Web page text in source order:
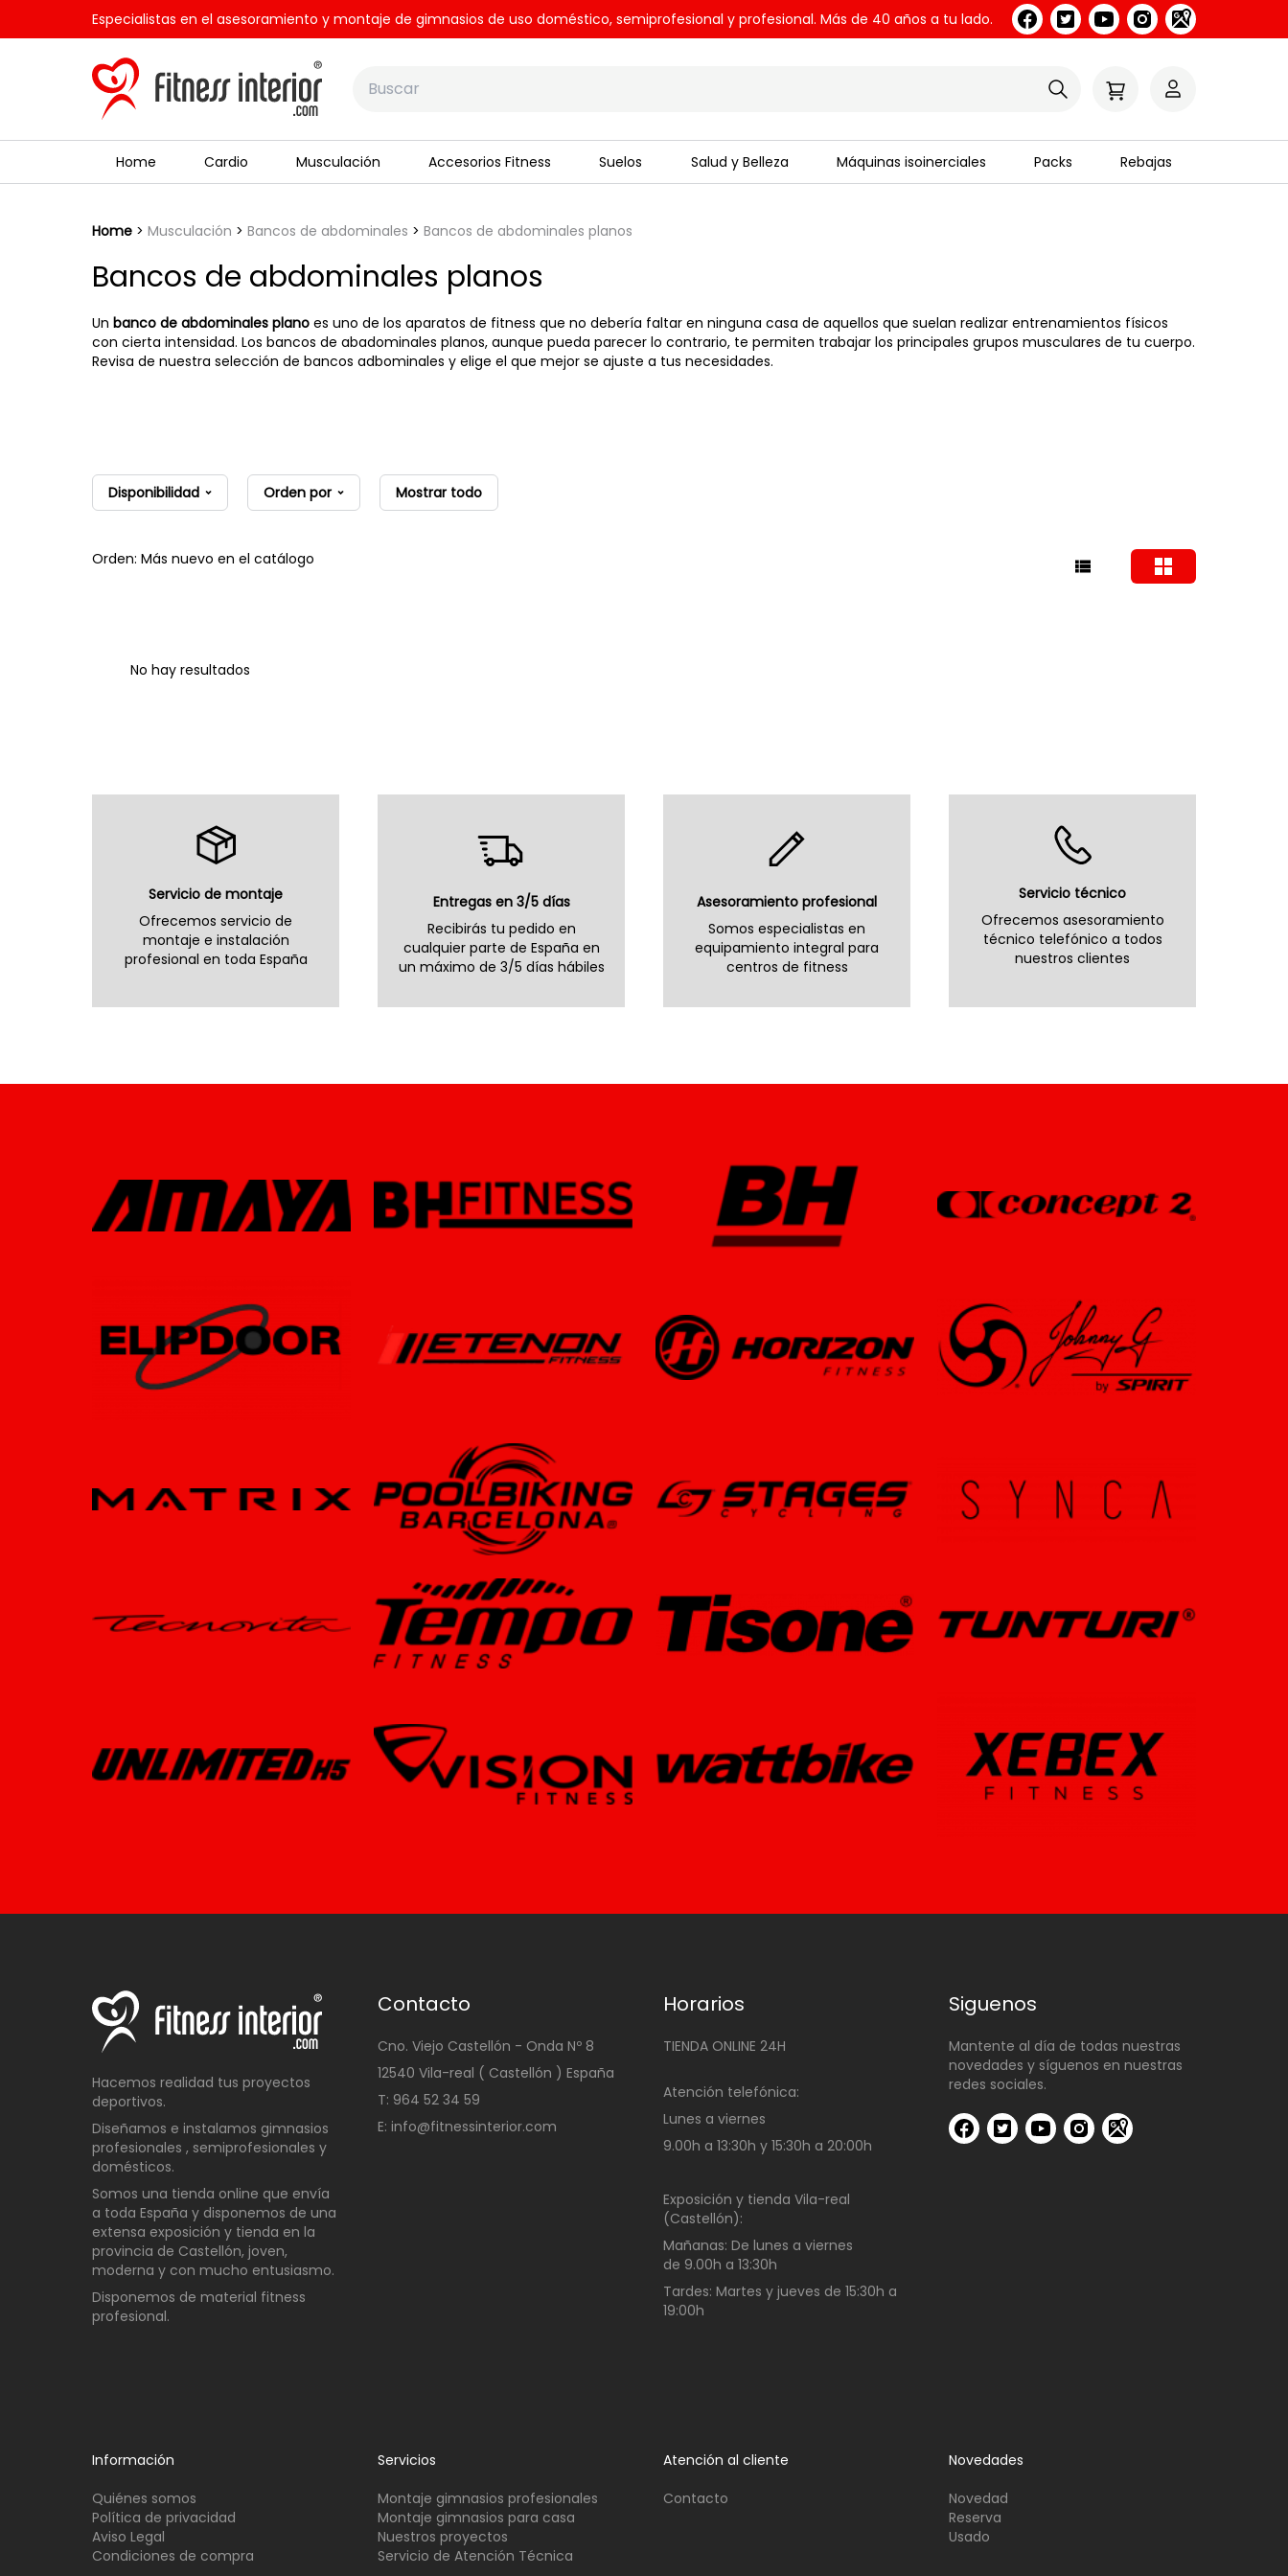
Especialistas en el asesoramiento y montaje de gimnasios de uso doméstico, semiprofesional y profesional. Más de 40 años a tu lado.
Home Cardio Musculación Accesorios Fitness Suelos Salud y Belleza Máquinas isoinerciales Packs Rebajas
Home Musculación Bancos de abdominales Bancos de abdominales planos
Bancos de abdominales planos
Un banco de abdominales plano es uno de los aparatos de fitness que no debería faltar en ninguna casa de aquellos que suelan realizar entrenamientos físicos
con cierta intensidad. Los bancos de abadominales planos, aunque pueda parecer lo contrario, te permiten trabajar los principales grupos musculares de tu cuerpo.
Revisa de nuestra selección de bancos adbominales y elige el que mejor se ajuste a tus necesidades.
Disponibilidad Orden por Mostrar todo
Orden: Más nuevo en el catálogo
No hay resultados
Servicio de montaje
Ofrecemos servicio de
montaje e instalación
profesional en toda España
Entregas en 3/5 días
Recibirás tu pedido en
cualquier parte de España en
un máximo de 3/5 días hábiles
Asesoramiento profesional
Somos especialistas en
equipamiento integral para
centros de fitness
Servicio técnico
Ofrecemos asesoramiento
técnico telefónico a todos
nuestros clientes
Hacemos realidad tus proyectos
deportivos.
Diseñamos e instalamos gimnasios
profesionales , semiprofesionales y
domésticos.
Somos una tienda online que envía
a toda España y disponemos de una
extensa exposición y tienda en la
provincia de Castellón, joven,
moderna y con mucho entusiasmo.
Disponemos de material fitness
profesional.
Contacto
Cno. Viejo Castellón - Onda Nº 8
12540 Vila-real ( Castellón ) España
T: 964 52 34 59
E: info@fitnessinterior.com
Horarios
TIENDA ONLINE 24H
Atención telefónica:
Lunes a viernes
9.00h a 13:30h y 15:30h a 20:00h
Exposición y tienda Vila-real
(Castellón):
Mañanas: De lunes a viernes
de 9.00h a 13:30h
Tardes: Martes y jueves de 15:30h a
19:00h
Siguenos
Mantente al día de todas nuestras
novedades y síguenos en nuestras
redes sociales.
Información
Quiénes somos
Política de privacidad
Aviso Legal
Condiciones de compra
Servicios
Montaje gimnasios profesionales
Montaje gimnasios para casa
Nuestros proyectos
Servicio de Atención Técnica
Atención al cliente
Contacto
Novedades
Novedad
Reserva
Usado